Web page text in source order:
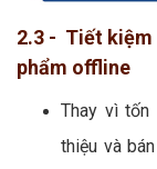
2.3 - Tiết kiệm
phẩm offline
Thay vì tốn
thiệu và